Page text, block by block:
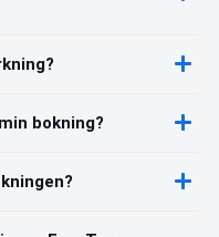
bokning?